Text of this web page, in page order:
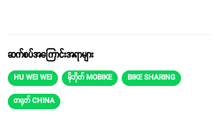
ဆက်စပ်အကြောင်းအရာများ
HU WEI WEI မိုဘိုက် MOBIKE BIKE SHARING
တရုတ် CHINA